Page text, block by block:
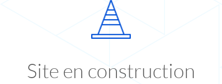
Site en construction